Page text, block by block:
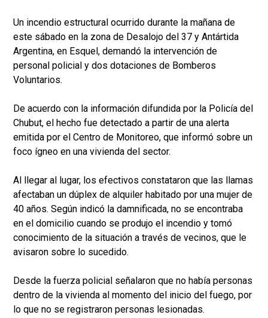
Un incendio estructural ocurrido durante la mañana de
este sábado en la zona de Desalojo del 37 y Antártida
Argentina, en Esquel, demandó la intervención de
personal policial y dos dotaciones de Bomberos
Voluntarios.
De acuerdo con la información difundida por la Policía del
Chubut, el hecho fue detectado a partir de una alerta
emitida por el Centro de Monitoreo, que informó sobre un
foco ígneo en una vivienda del sector.
Al llegar al lugar, los efectivos constataron que las llamas
afectaban un dúplex de alquiler habitado por una mujer de
40 años. Según indicó la damnificada, no se encontraba
en el domicilio cuando se produjo el incendio y tomó
conocimiento de la situación a través de vecinos, que le
avisaron sobre lo sucedido.
Desde la fuerza policial señalaron que no había personas
dentro de la vivienda al momento del inicio del fuego, por
lo que no se registraron personas lesionadas.